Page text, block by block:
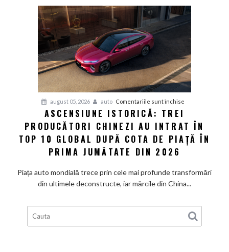
General
Motors
parteneriatul
din
China
cu
ani,
2047
august 05, 2026 auto Comentariile sunt închise
istorică:
Trei
producători
au
10
global
ASCENSIUNE ISTORICĂ: TREI
PRODUCĂTORI CHINEZI AU INTRAT ÎN
TOP 10 GLOBAL DUPĂ COTA DE PIAȚĂ ÎN
PRIMA JUMĂTATE DIN 2026
Piața auto mondială trece prin cele mai profunde transformări
din ultimele deconstructe, iar mărcile din China...